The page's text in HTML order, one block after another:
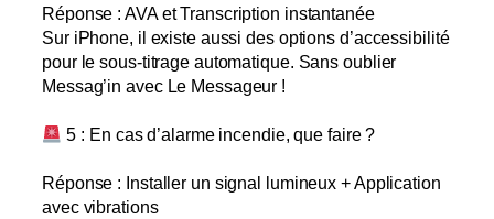
Réponse : AVA et Transcription instantanée
Sur iPhone, il existe aussi des options d’accessibilité
pour le sous-titrage automatique. Sans oublier
Messag’in avec Le Messageur !
5 : En cas d’alarme incendie, que faire ?
Réponse : Installer un signal lumineux + Application
avec vibrations